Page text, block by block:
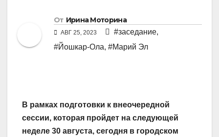
От Ирина Моторина
АВГ 25, 2023 #заседание,
#Йошкар-Ола, #Марий Эл
В рамках подготовки к внеочередной
сессии, которая пройдет на следующей
неделе 30 августа, сегодня в городском